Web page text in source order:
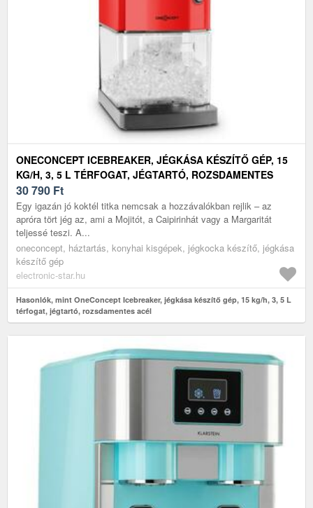
ONECONCEPT ICEBREAKER, JÉGKÁSA KÉSZÍTŐ GÉP, 15
KG/H, 3, 5 L TÉRFOGAT, JÉGTARTÓ, ROZSDAMENTES
ACÉL
30 790 Ft
Egy igazán jó koktél titka nemcsak a hozzávalókban rejlik – az
apróra tört jég az, ami a Mojitót, a Caipirinhát vagy a Margaritát
teljessé teszi. A...
oneconcept, háztartás, konyhai kisgépek, jégkocka készítő, jégkása
készítő gép
electronic-star.hu
Hasonlók, mint OneConcept Icebreaker, jégkása készítő gép, 15 kg/h, 3, 5 L
térfogat, jégtartó, rozsdamentes acél